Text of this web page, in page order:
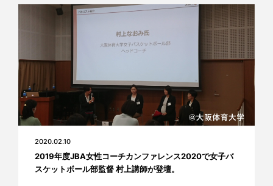
2020.02.10
2019年度JBA女性コーチカンファレンス2020で女子バ
スケットボール部監督 村上講師が登壇。